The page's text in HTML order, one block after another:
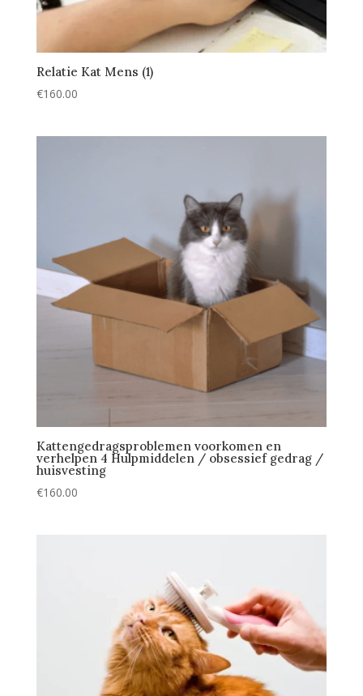
Relatie Kat Mens (1)
€160.00
Kattengedragsproblemen voorkomen en
verhelpen 4 Hulpmiddelen / obsessief gedrag /
huisvesting
€160.00